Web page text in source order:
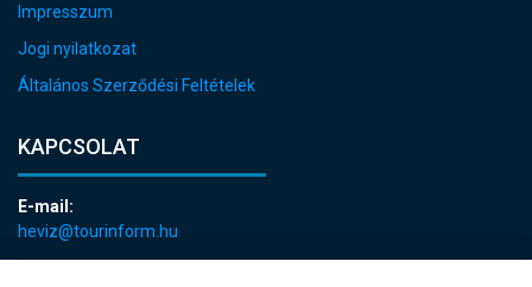
Impresszum
Jogi nyilatkozat
Általános Szerződési Feltételek
KAPCSOLAT
E-mail:
heviz@tourinform.hu